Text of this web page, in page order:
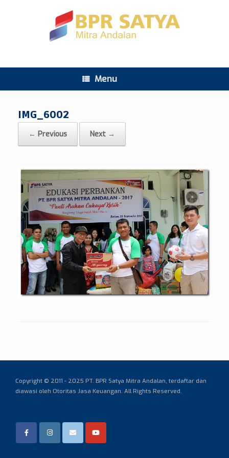
Menu
IMG_6002
← Previous Next →
Copyright © 2011 - 2025 PT. BPR Satya Mitra Andalan, terdaftar dan
diawasi oleh Otoritas Jasa Keuangan. All Rights Reserved.